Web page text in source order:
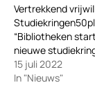
Vertrekkend
“Bibliotheken
nieuwe
15 juli 2022
In "Nieuws"